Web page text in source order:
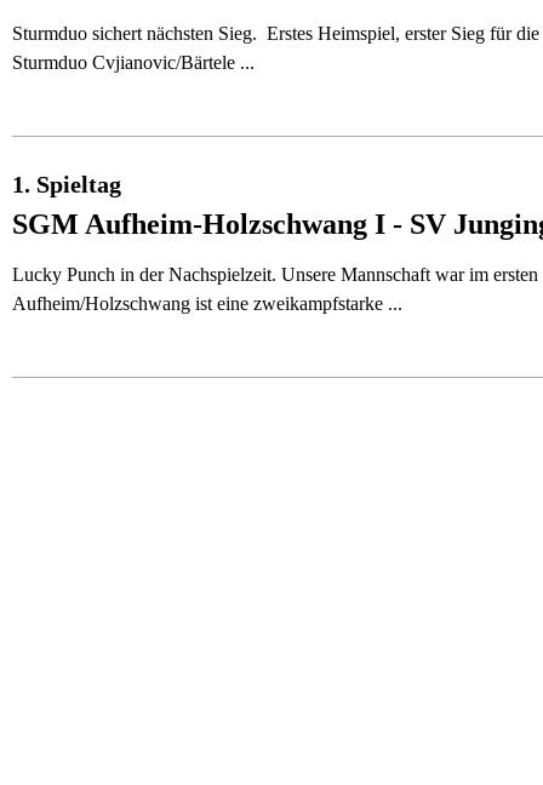
Sturmduo sichert nächsten Sieg. Erstes Heimspiel, erster Sieg für
Sturmduo Cvjianovic/Bärtele ...
1. Spieltag
SGM Aufheim-Holzschwang I - SV
Lucky Punch in der Nachspielzeit. Unsere Mannschaft war im
Aufheim/Holzschwang ist eine zweikampfstarke ...